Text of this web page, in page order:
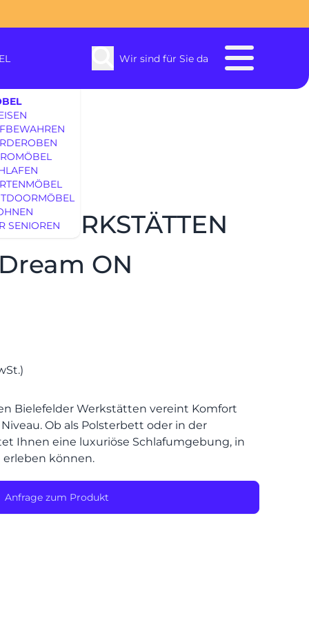
SENIOREN
Wir sind für Sie da
WERKSTÄTTEN
ON
Bielefelder Werkstätten vereint Komfort
Ob als Polsterbett oder in der
Ihnen eine luxuriöse Schlafumgebung, in
erleben können.
Anfrage zum Produkt